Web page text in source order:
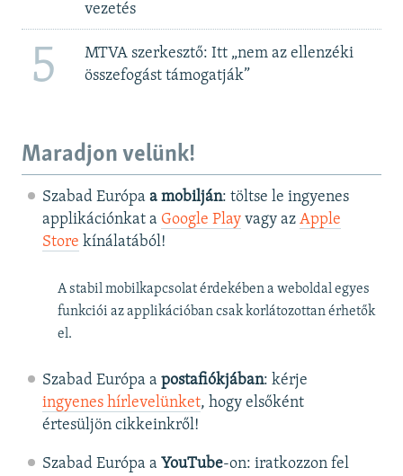
vezetés
5
MTVA szerkesztő: Itt „nem az ellenzéki
összefogást támogatják”
Maradjon velünk!
Szabad Európa a mobilján: töltse le ingyenes
applikációnkat a Google Playvagy az Apple
Store kínálatából!
A stabil mobilkapcsolat érdekében a weboldal egyes
funkciói az applikációban csak korlátozottan érhetők
el.
Szabad Európa a postafiókjában: kérje
ingyenes hírlevelünket, hogy elsőként
értesüljön cikkeinkről!
Szabad Európa a YouTube-on: iratkozzon fel